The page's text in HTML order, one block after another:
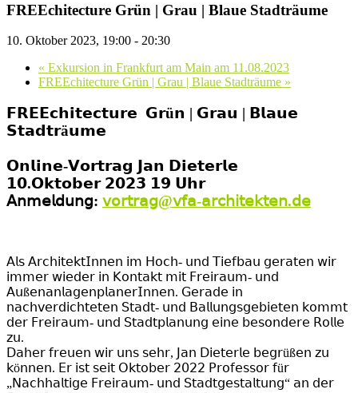
FREEchitecture Grün | Grau | Blaue Stadträume
10. Oktober 2023, 19:00 - 20:30
« Exkursion in Frankfurt am Main am 11.08.2023
FREEchitecture Grün | Grau | Blaue Stadträume »
𝗙𝗥𝗘𝗘𝗰𝗵𝗶𝘁𝗲𝗰𝘁𝘂𝗿𝗲 𝗚𝗿ü𝗻 | 𝗚𝗿𝗮𝘂 | 𝗕𝗹𝗮𝘂𝗲
𝗦𝘁𝗮𝗱𝘁𝗿ä𝘂𝗺𝗲
𝗢𝗻𝗹𝗶𝗻𝗲-𝗩𝗼𝗿𝘁𝗿𝗮𝗴 𝗝𝗮𝗻 𝗗𝗶𝗲𝘁𝗲𝗿𝗹𝗲
𝟭𝟬.𝗢𝗸𝘁𝗼𝗯𝗲𝗿 𝟮𝟬𝟮𝟯 𝟭𝟵 𝗨𝗵𝗿
𝖠𝗇𝗆𝖾𝗅𝖽𝗎𝗇𝗀: 𝗏𝗈𝗋𝗍𝗋𝖺𝗀@𝗏𝖿𝖺-𝖺𝗋𝖼𝗁𝗂𝗍𝖾𝗄𝗍𝖾𝗇.𝖽𝖾
𝖠𝗅𝗌 𝖠𝗋𝖼𝗁𝗂𝗍𝖾𝗄𝗍𝖨𝗇𝗇𝖾𝗇 𝗂𝗆 𝖧𝗈𝖼𝗁- 𝗎𝗇𝖽 𝖳𝗂𝖾𝖿𝖻𝖺𝗎 𝗀𝖾𝗋𝖺𝗍𝖾𝗇 𝗐𝗂𝗋
𝗂𝗆𝗆𝖾𝗋 𝗐𝗂𝖾𝖽𝖾𝗋 𝗂𝗇 𝖪𝗈𝗇𝗍𝖺𝗄𝗍 𝗆𝗂𝗍 𝖥𝗋𝖾𝗂𝗋𝖺𝗎𝗆- 𝗎𝗇𝖽
𝖠𝗎ß𝖾𝗇𝖺𝗇𝗅𝖺𝗀𝖾𝗇𝗉𝗅𝖺𝗇𝖾𝗋𝖨𝗇𝗇𝖾𝗇. 𝖦𝖾𝗋𝖺𝖽𝖾 𝗂𝗇
𝗇𝖺𝖼𝗁𝗏𝖾𝗋𝖽𝗂𝖼𝗁𝗍𝖾𝗍𝖾𝗇 𝖲𝗍𝖺𝖽𝗍- 𝗎𝗇𝖽 𝖡𝖺𝗅𝗅𝗎𝗇𝗀𝗌𝗀𝖾𝖻𝗂𝖾𝗍𝖾𝗇 𝗄𝗈𝗆𝗆𝗍
𝖽𝖾𝗋 𝖥𝗋𝖾𝗂𝗋𝖺𝗎𝗆- 𝗎𝗇𝖽 𝖲𝗍𝖺𝖽𝗍𝗉𝗅𝖺𝗇𝗎𝗇𝗀 𝖾𝗂𝗇𝖾 𝖻𝖾𝗌𝗈𝗇𝖽𝖾𝗋𝖾 𝖱𝗈𝗅𝗅𝖾
𝗓𝗎.
𝖣𝖺𝗁𝖾𝗋 𝖿𝗋𝖾𝗎𝖾𝗇 𝗐𝗂𝗋 𝗎𝗇𝗌 𝗌𝖾𝗁𝗋, 𝖩𝖺𝗇 𝖣𝗂𝖾𝗍𝖾𝗋𝗅𝖾 𝖻𝖾𝗀𝗋üß𝖾𝗇 𝗓𝗎
𝗄ö𝗇𝗇𝖾𝗇. 𝖤𝗋 𝗂𝗌𝗍 𝗌𝖾𝗂𝗍 𝖮𝗄𝗍𝗈𝖻𝖾𝗋 𝟤𝟢𝟤𝟤 𝖯𝗋𝗈𝖿𝖾𝗌𝗌𝗈𝗋 𝖿ü𝗋
„𝖭𝖺𝖼𝗁𝗁𝖺𝗅𝗍𝗂𝗀𝖾 𝖥𝗋𝖾𝗂𝗋𝖺𝗎𝗆- 𝗎𝗇𝖽 𝖲𝗍𝖺𝖽𝗍𝗀𝖾𝗌𝗍𝖺𝗅𝗍𝗎𝗇𝗀“ 𝖺𝗇 𝖽𝖾𝗋